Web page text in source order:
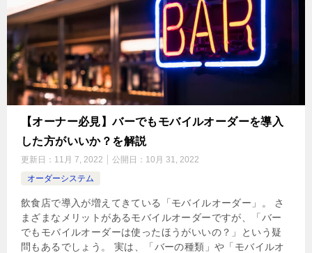
【オーナー必見】バーでもモバイルオーダーを導入
した方がいいか？を解説
更新日： 11月 7, 2022 公開日： 10月 31, 2022
オーダーシステム
飲食店で導入が増えてきている「モバイルオーダー」。 さ
まざまなメリットがあるモバイルオーダーですが、「バー
でもモバイルオーダーは使ったほうがいいの？」という疑
問もあるでしょう。 実は、「バーの種類」や「モバイルオ